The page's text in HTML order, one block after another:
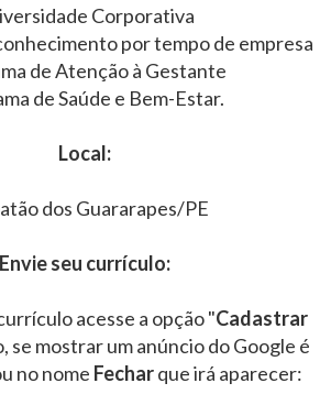
Corporativa
por tempo de empresa
de Atenção à Gestante
de Saúde e Bem-Estar.
Local:
dos Guararapes/PE
Envie seu currículo:
acesse a opção "Cadastrar
se mostrar um anúncio do Google é
no nome Fecharque irá aparecer: